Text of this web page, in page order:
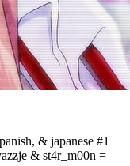
& japanese #1
& st4r_m00n =